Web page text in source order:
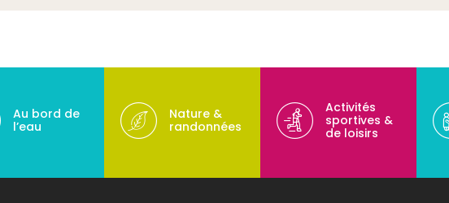
Au bord de
l’eau
Nature &
randonnées
Activités
sportives &
de loisirs